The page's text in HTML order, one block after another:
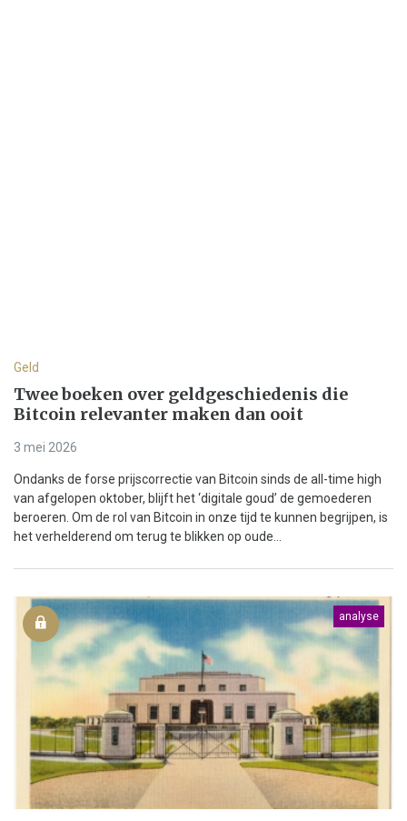
Geld
Twee boeken over geldgeschiedenis die
Bitcoin relevanter maken dan ooit
3 mei 2026
Ondanks de forse prijscorrectie van Bitcoin sinds de all-time high
van afgelopen oktober, blijft het ‘digitale goud’ de gemoederen
beroeren. Om de rol van Bitcoin in onze tijd te kunnen begrijpen, is
het verhelderend om terug te blikken op oude...
analyse